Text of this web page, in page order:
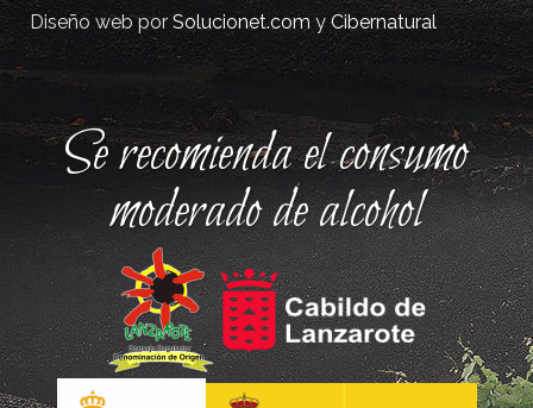
Diseño web porSolucionet.comyCibernatural
Se recomienda el consumo
moderado de alcohol